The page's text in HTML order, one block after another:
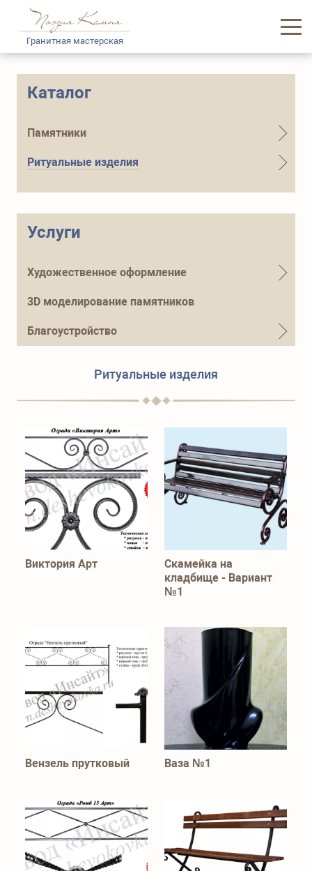
Гранитная мастерская
Информация
Контакты
Телефон для справок
+7 (915) 644-01-54
Каталог
Памятники
Ритуальные изделия
Услуги
Художественное оформление
3D моделирование памятников
Благоустройство
Ритуальные изделия
Виктория Арт
Скамейка на
кладбище - Вариант
№1
Вензель прутковый Ваза №1